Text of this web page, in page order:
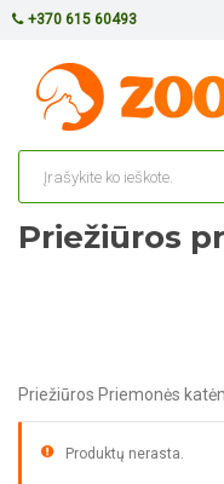
+370 615 60493
Priežiūros
Priežiūros Priemonės
Produktų nerasta.